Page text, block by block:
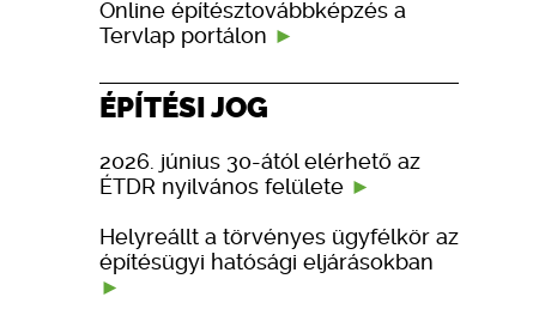
Online építésztovábbképzés a
Tervlap portálon
ÉPÍTÉSI JOG
2026. június 30-ától elérhető az
ÉTDR nyilvános felülete
Helyreállt a törvényes ügyfélkör az
építésügyi hatósági eljárásokban